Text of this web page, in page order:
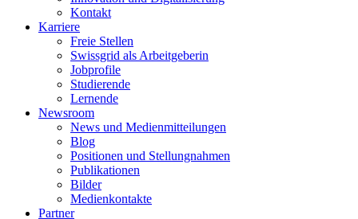
Kontakt
Karriere
Freie Stellen
Swissgrid als Arbeitgeberin
Jobprofile
Studierende
Lernende
Newsroom
News und Medienmitteilungen
Blog
Positionen und Stellungnahmen
Publikationen
Bilder
Medienkontakte
Partner